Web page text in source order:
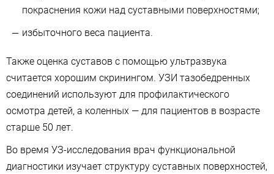
покраснения кожи над суставными поверхностями;
избыточного веса пациента.
Также оценка суставов с помощью ультразвука
считается хорошим скринингом. УЗИ тазобедренных
соединений используют для профилактического
осмотра детей, а коленных — для пациентов в возрасте
старше 50 лет.
Во время УЗ-исследования врач функциональной
диагностики изучает структуру суставных поверхностей,